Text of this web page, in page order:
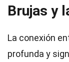
Brujas y
La conexión
profunda y